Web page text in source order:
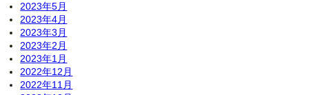
2023年5月
2023年4月
2023年3月
2023年2月
2023年1月
2022年12月
2022年11月